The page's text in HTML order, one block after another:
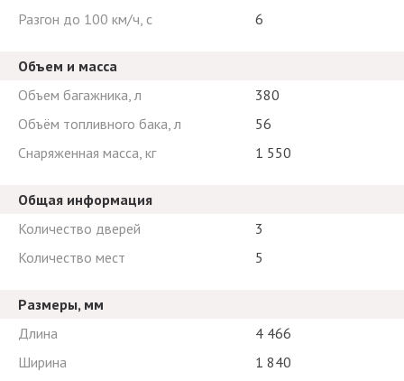
Разгон до 100 км/ч, с 6
Объем и масса
Объем багажника, л
380
Объём топливного бака, л
56
Снаряженная масса, кг
1 550
Общая информация
Количество дверей
3
Количество мест
5
Размеры, мм
Длина
4 466
Ширина
1 840